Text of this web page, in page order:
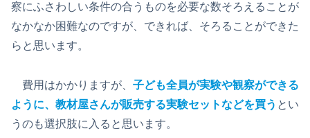
察にふさわしい条件の合うものを必要な数そろえることが
なかなか困難なのですが、できれば、そろることができた
らと思います。
費用はかかりますが、 子ども全員が実験や観察ができる
ように、教材屋さんが販売する実験セットなどを買う とい
うのも選択肢に入ると思います。